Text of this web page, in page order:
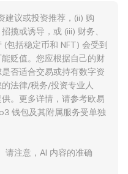
建议或投资推荐，(ii) 购
揽或诱导，或 (iii) 财务、
包括稳定币和 NFT) 会受到
贬值。您应根据自己的财
否适合交易或持有数字资
法律/税务/投资专业人
。更多详情，请参考欧易
钱包及其附属服务受单独
请注意，AI 内容的准确